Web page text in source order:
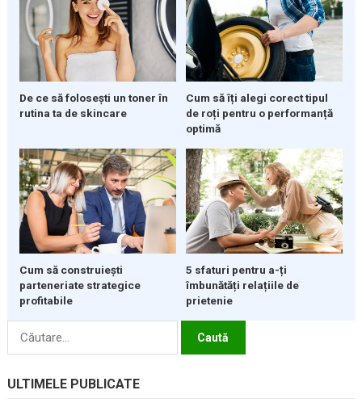
De ce să folosești un toner în
rutina ta de skincare
Cum să îți alegi corect tipul
de roți pentru o performanță
optimă
Cum să construiești
parteneriate strategice
profitabile
5 sfaturi pentru a-ți
îmbunătăți relațiile de
prietenie
Caută
ULTIMELE PUBLICATE